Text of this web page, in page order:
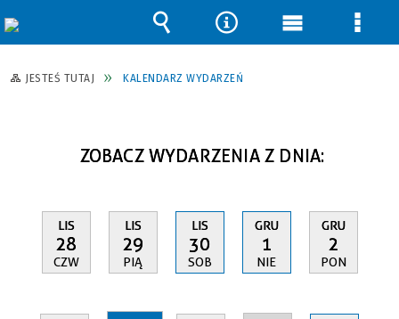
JESTEŚ TUTAJ KALENDARZ WYDARZEŃ
ZOBACZ WYDARZENIA Z DNIA:
LIS
28
CZW
LIS
29
PIĄ
LIS
30
SOB
GRU
1
NIE
GRU
2
PON
Wyszukiwarka
Narzędzia
Menu Menu